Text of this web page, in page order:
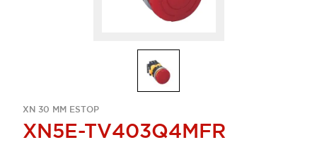
XN 30 MM ESTOP
XN5E-TV403Q4MFR